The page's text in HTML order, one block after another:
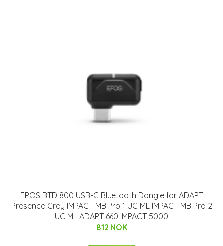
EPOS BTD 800 USB-C Bluetooth Dongle for ADAPT
Presence Grey IMPACT MB Pro 1 UC ML IMPACT MB Pro 2
UC ML ADAPT 660 IMPACT 5000
812 NOK